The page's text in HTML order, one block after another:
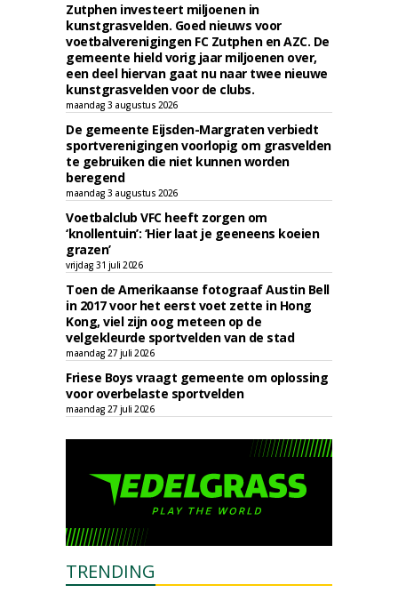
Zutphen investeert miljoenen in
kunstgrasvelden. Goed nieuws voor
voetbalverenigingen FC Zutphen en AZC. De
gemeente hield vorig jaar miljoenen over,
een deel hiervan gaat nu naar twee nieuwe
kunstgrasvelden voor de clubs.
maandag 3 augustus 2026
De gemeente Eijsden-Margraten verbiedt
sportverenigingen voorlopig om grasvelden
te gebruiken die niet kunnen worden
beregend
maandag 3 augustus 2026
Voetbalclub VFC heeft zorgen om
‘knollentuin’: ‘Hier laat je geeneens koeien
grazen’
vrijdag 31 juli 2026
Toen de Amerikaanse fotograaf Austin Bell
in 2017 voor het eerst voet zette in Hong
Kong, viel zijn oog meteen op de
velgekleurde sportvelden van de stad
maandag 27 juli 2026
Friese Boys vraagt gemeente om oplossing
voor overbelaste sportvelden
maandag 27 juli 2026
TRENDING